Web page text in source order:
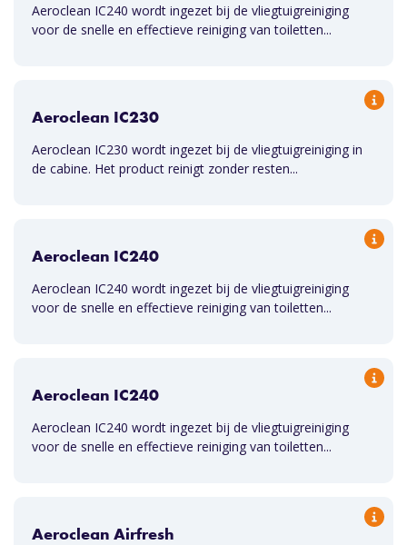
Aeroclean IC240 wordt ingezet bij de vliegtuigreiniging
voor de snelle en effectieve reiniging van toiletten...
Aeroclean IC230
Aeroclean IC230 wordt ingezet bij de vliegtuigreiniging in
de cabine. Het product reinigt zonder resten...
Aeroclean IC240
Aeroclean IC240 wordt ingezet bij de vliegtuigreiniging
voor de snelle en effectieve reiniging van toiletten...
Aeroclean IC240
Aeroclean IC240 wordt ingezet bij de vliegtuigreiniging
voor de snelle en effectieve reiniging van toiletten...
Aeroclean Airfresh